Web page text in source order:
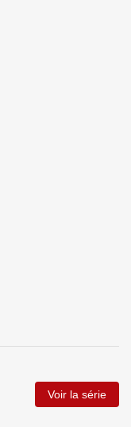
Voir la série